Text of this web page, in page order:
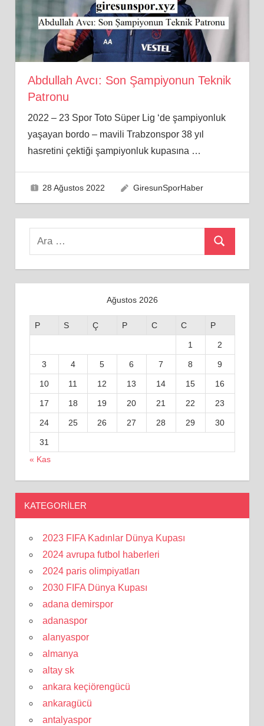
Abdullah Avcı: Son Şampiyonun Teknik
Patronu
2022 – 23 Spor Toto Süper Lig ‘de şampiyonluk
yaşayan bordo – mavili Trabzonspor 38 yıl
hasretini çektiği şampiyonluk kupasına …
28 Ağustos 2022 GiresunSporHaber
Search
Ara
Ağustos 2026
P S Ç P C C P
1 2
3 4 5 6 7 8 9
10 11 12 13 14 15 16
17 18 19 20 21 22 23
24 25 26 27 28 29 30
31
« Kas
KATEGORILER
2023 FIFA Kadınlar Dünya Kupası
2024 avrupa futbol haberleri
2024 paris olimpiyatları
2030 FIFA Dünya Kupası
adana demirspor
adanaspor
alanyaspor
almanya
altay sk
ankara keçiörengücü
ankaragücü
antalyaspor